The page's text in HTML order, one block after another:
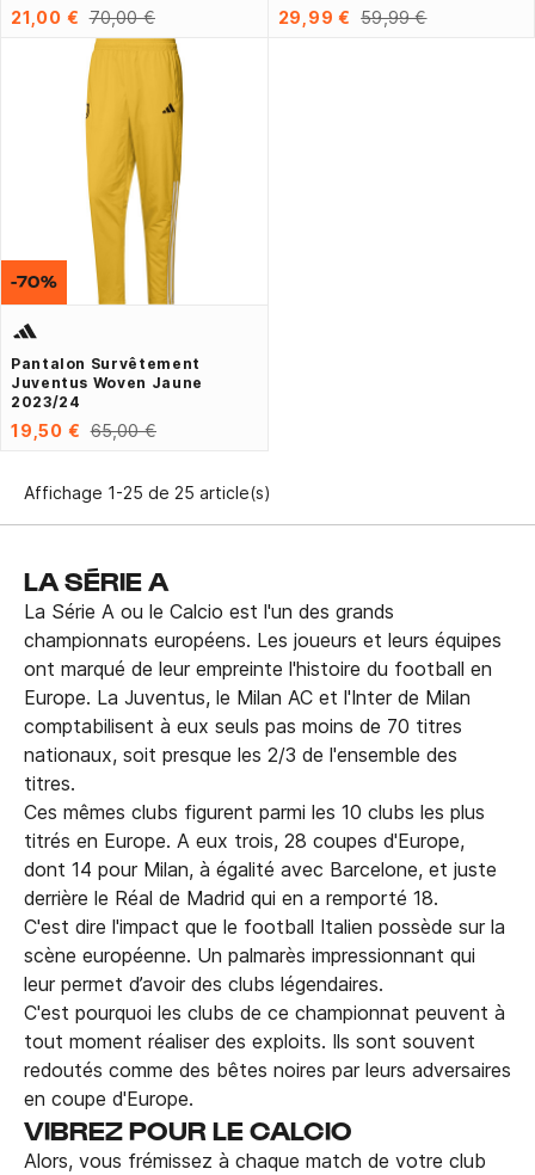
21,00 € 70,00 € 29,99 € 59,99 €
Pantalon Survêtement
Juventus Woven Jaune
2023/24
19,50 € 65,00 €
-70%
Affichage 1-25 de 25 article(s)
LA SÉRIE A
La Série A ou le Calcio est l'un des grands
championnats européens. Les joueurs et leurs équipes
ont marqué de leur empreinte l'histoire du football en
Europe. La Juventus, le Milan AC et l'Inter de Milan
comptabilisent à eux seuls pas moins de 70 titres
nationaux, soit presque les 2/3 de l'ensemble des
titres.
Ces mêmes clubs figurent parmi les 10 clubs les plus
titrés en Europe. A eux trois, 28 coupes d'Europe,
dont 14 pour Milan, à égalité avec Barcelone, et juste
derrière le Réal de Madrid qui en a remporté 18.
C'est dire l'impact que le football Italien possède sur la
scène européenne. Un palmarès impressionnant qui
leur permet d’avoir des clubs légendaires.
C'est pourquoi les clubs de ce championnat peuvent à
tout moment réaliser des exploits. Ils sont souvent
redoutés comme des bêtes noires par leurs adversaires
en coupe d'Europe.
VIBREZ POUR LE CALCIO
Alors, vous frémissez à chaque match de votre club